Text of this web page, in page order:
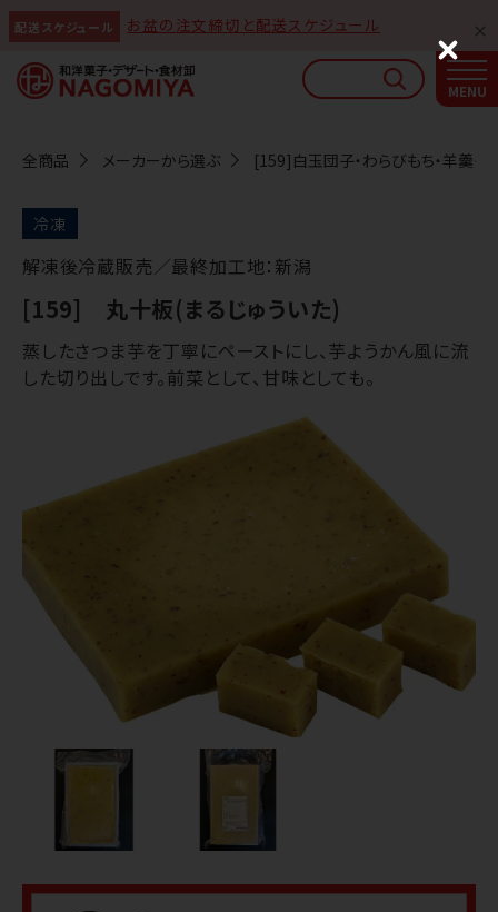
配送スケジュール お盆の注文締切と配送スケジュール
全商品 メーカーから選ぶ [159]白玉団子・わらびもち・羊羹・プ
冷凍
解凍後冷蔵販売／最終加工地：新潟
[159] 丸十板(まるじゅういた)
蒸したさつま芋を丁寧にペーストにし、芋ようかん風に流
した切り出しです。前菜として、甘味としても。
なごみやAIガイド
AIがなごみやの使い方をお答えします
C
l
o